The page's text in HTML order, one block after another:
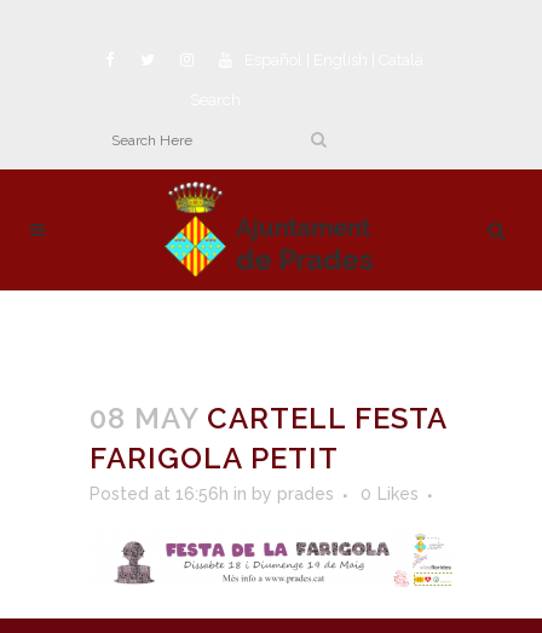
08 MAY CARTELL FESTA
FARIGOLA PETIT
Posted at 16:56h in by prades 0 Likes